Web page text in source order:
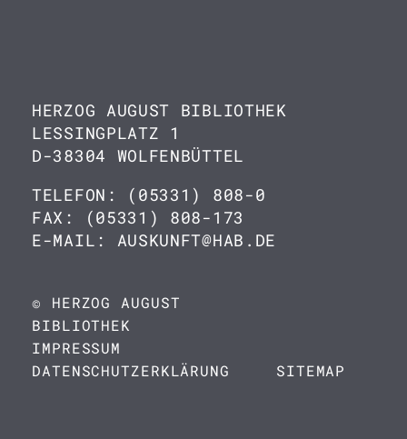
HERZOG AUGUST BIBLIOTHEK
LESSINGPLATZ 1
D-38304 WOLFENBÜTTEL
TELEFON: (05331) 808-0
FAX: (05331) 808-173
E-MAIL: AUSKUNFT@HAB.DE
© HERZOG AUGUST
BIBLIOTHEK
IMPRESSUM
DATENSCHUTZERKLÄRUNG
SITEMAP